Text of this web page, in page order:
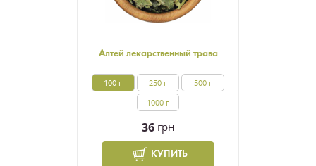
Алтей лекарственный трава
100 г 250 г
500 г
1000 г
36 грн
КУПИТЬ